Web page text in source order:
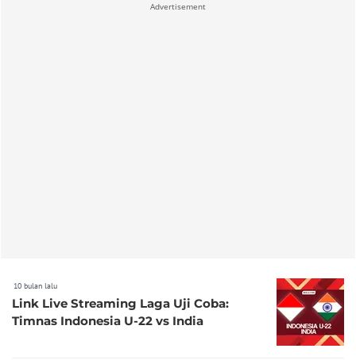
Advertisement
10 bulan lalu
Link Live Streaming Laga Uji Coba:
Timnas Indonesia U-22 vs India